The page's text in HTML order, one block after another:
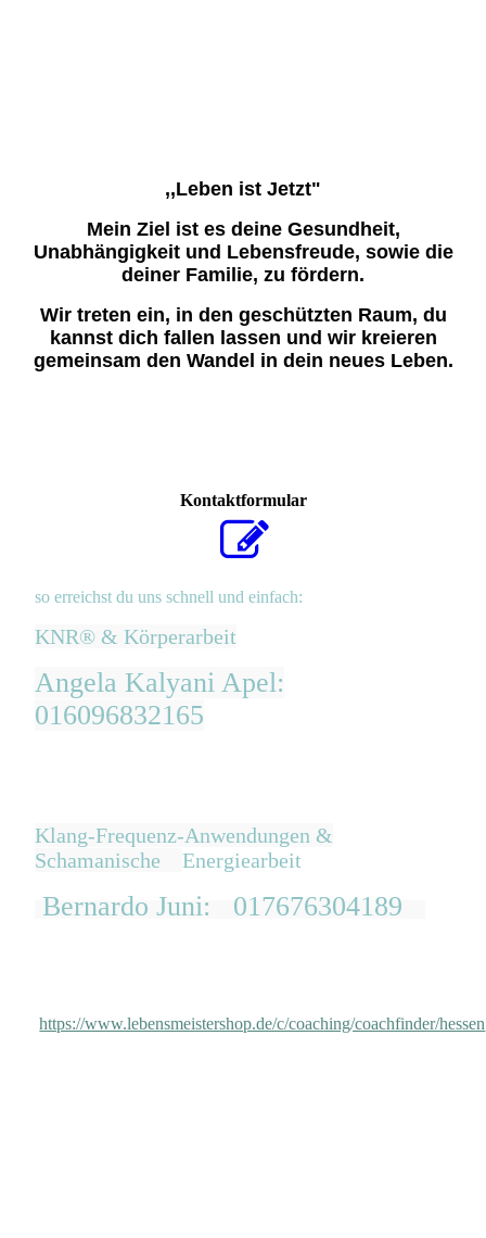
,,Leben ist Jetzt"
Mein Ziel ist es deine Gesundheit,
Unabhängigkeit und Lebensfreude, sowie die
deiner Familie, zu fördern.
Wir treten ein, in den geschützten Raum, du
kannst dich fallen lassen und wir kreieren
gemeinsam den Wandel in dein neues Leben.
Kontaktformular
so erreichst du uns schnell und einfach:
KNR® & Körperarbeit
Angela Kalyani Apel:
016096832165
Klang-Frequenz-Anwendungen &
SchamanischeEnergiearbeit
Bernardo Juni: 017676304189
https://www.lebensmeistershop.de/c/coaching/coachfinder/hessen